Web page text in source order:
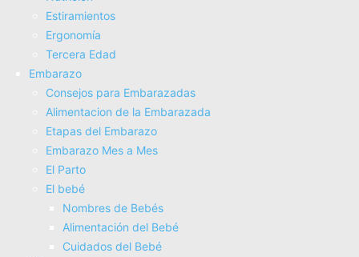
Estiramientos
Ergonomí­a
Tercera Edad
Embarazo
Consejos para Embarazadas
Alimentacion de la Embarazada
Etapas del Embarazo
Embarazo Mes a Mes
El Parto
El bebé
Nombres de Bebés
Alimentación del Bebé
Cuidados del Bebé